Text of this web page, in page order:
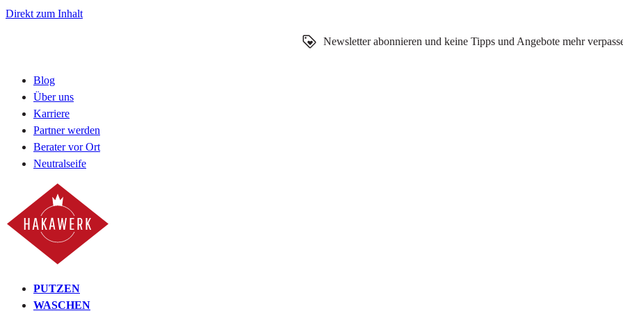
Direkt zum Inhalt
Newsletter abonnieren und keine Tipps und Angebote mehr
Blog
Über uns
Karriere
Partner werden
Berater vor Ort
Neutralseife
PUTZEN
WASCHEN